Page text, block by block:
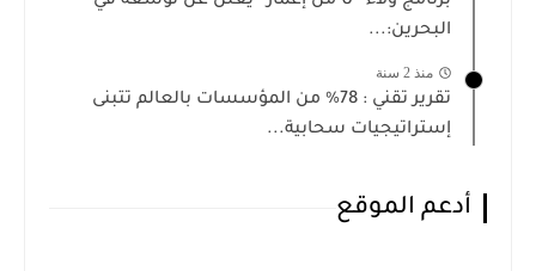
البحرين:...
منذ 2 سنة
تقرير تقني : 78% من المؤسسات بالعالم تتبنى
إستراتيجيات سحابية...
أدعم الموقع